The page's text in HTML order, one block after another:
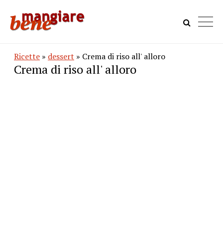
Ricette » dessert » Crema di riso all' alloro
Crema di riso all' alloro